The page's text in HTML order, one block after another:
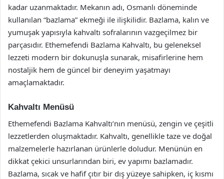
kadar uzanmaktadır. Mekanın adı, Osmanlı döneminde
kullanılan “bazlama” ekmeği ile ilişkilidir. Bazlama, kalın ve
yumuşak yapısıyla kahvaltı sofralarının vazgeçilmez bir
parçasıdır. Ethemefendi Bazlama Kahvaltı, bu geleneksel
lezzeti modern bir dokunuşla sunarak, misafirlerine hem
nostaljik hem de güncel bir deneyim yaşatmayı
amaçlamaktadır.
Kahvaltı Menüsü
Ethemefendi Bazlama Kahvaltı’nın menüsü, zengin ve çeşitli
lezzetlerden oluşmaktadır. Kahvaltı, genellikle taze ve doğal
malzemelerle hazırlanan ürünlerle doludur. Menünün en
dikkat çekici unsurlarından biri, ev yapımı bazlamadır.
Bazlama, sıcak ve hafif çıtır bir dış yüzeye sahipken, iç kısmı